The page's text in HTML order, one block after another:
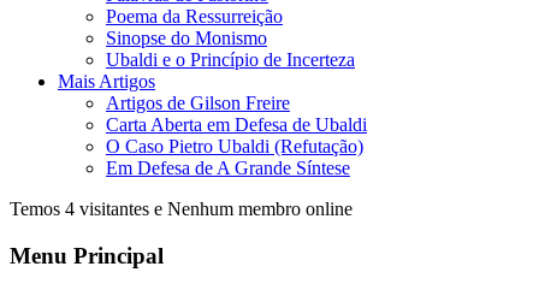
Poema da Ressurreição
Sinopse do Monismo
Ubaldi e o Princípio de Incerteza
Mais Artigos
Artigos de Gilson Freire
Carta Aberta em Defesa de Ubaldi
O Caso Pietro Ubaldi (Refutação)
Em Defesa de A Grande Síntese
Temos 4 visitantes e Nenhum membro online
Menu Principal